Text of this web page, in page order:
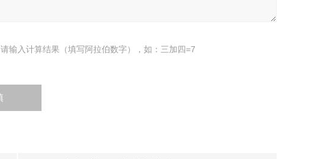
请输入计算结果（填写阿拉伯数字），如：三加四=7